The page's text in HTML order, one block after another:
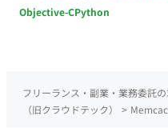
Objective-CPython
フリーランス・副業・業務委託
（旧クラウドテック）
>